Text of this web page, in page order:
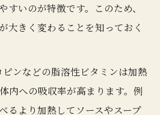
すいのが特徴です。このため、
大きく変わることを知っておく
ンなどの脂溶性ビタミンは加熱
内への吸収率が高まります。例
るより加熱してソースやスープ